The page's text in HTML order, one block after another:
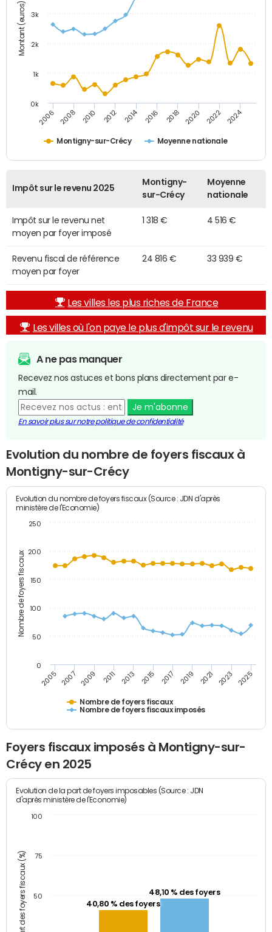
Montant (euros)
Montigny-sur-Crécy Moyenne nationale
2006 2008 2010 2012 2014 2016 2018 2020 2022 2024
0k
1k
2k
3k
Impôt sur le revenu 2025
Montigny-
sur-Crécy
Moyenne
nationale
Impôt sur le revenu net
moyen par foyer imposé
1 318 € 4 516 €
Revenu fiscal de référence
moyen par foyer
24 816 € 33 939 €
Les villes les plus riches de France
Les villes où l'on paye le plus d'impôt sur le revenu
A ne pas manquer
Recevez nos astuces et bons plans directement par e-
mail.
Je m'abonne
En savoir plus sur notre politique de confidentialité
Evolution du nombre de foyers fiscaux à
Montigny-sur-Crécy
Nombre de foyers fiscaux
Evolution du nombre de foyers fiscaux (Source : JDN d'après
ministère de l'Economie)
Nombre de foyers fiscaux
Nombre de foyers fiscaux imposés
2005 2007 2009 2011 2013 2015 2017 2019 2021 2023 2025
0
50
100
150
200
250
Foyers fiscaux imposés à Montigny-sur-
Crécy en 2025
Part des foyers fiscaux (%)
Evolution de la part de foyers imposables (Source : JDN
d'après ministère de l'Economie)
40,80 % des foyers
48,10 % des foyers
50
75
100